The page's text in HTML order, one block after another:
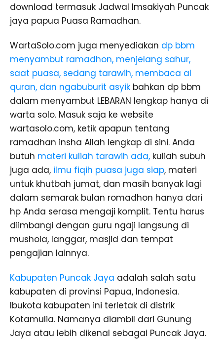
download termasuk Jadwal Imsakiyah Puncak
jaya papua Puasa Ramadhan.
WartaSolo.com juga menyediakan dp bbm
menyambut ramadhon, menjelang sahur,
saat puasa, sedang tarawih, membaca al
quran, dan ngabuburit asyik bahkan dp bbm
dalam menyambut LEBARAN lengkap hanya di
warta solo. Masuk saja ke website
wartasolo.com, ketik apapun tentang
ramadhan insha Allah lengkap di sini. Anda
butuh materi kuliah tarawih ada, kuliah subuh
juga ada, ilmu fiqih puasa juga siap, materi
untuk khutbah jumat, dan masih banyak lagi
dalam semarak bulan romadhon hanya dari
hp Anda serasa mengaji komplit. Tentu harus
diimbangi dengan guru ngaji langsung di
mushola, langgar, masjid dan tempat
pengajian lainnya.
Kabupaten Puncak Jaya adalah salah satu
kabupaten di provinsi Papua, Indonesia.
Ibukota kabupaten ini terletak di distrik
Kotamulia. Namanya diambil dari Gunung
Jaya atau lebih dikenal sebagai Puncak Jaya.